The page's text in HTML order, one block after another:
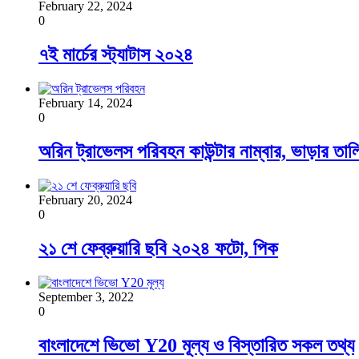
February 22, 2024
0
৭ই মার্চের স্ট্যাটাস ২০২৪
February 14, 2024
0
অরিন ট্রাভেলস পরিবহন কাউন্টার নাম্বার, ভাড়ার
February 20, 2024
0
২১ শে ফেব্রুয়ারি ছবি ২০২৪ ফটো, পিক
September 3, 2022
0
বাংলাদেশে ভিভো Y20 মূল্য ও বিস্তারিত সকল তথ্য